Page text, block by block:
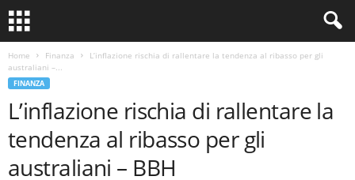
Home Finanza
L’inflazione rischia di rallentare la tendenza al ribasso per gli
australiani –...
FINANZA
L’inflazione rischia di rallentare la
tendenza al ribasso per gli
australiani – BBH